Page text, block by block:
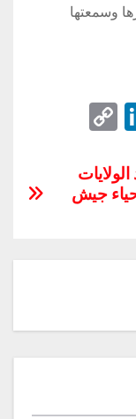
وسمعتها
Li
k
e
p
y
جيش